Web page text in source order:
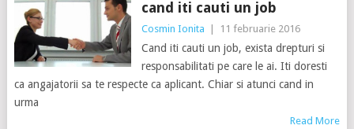
cand iti cauti un job
Cosmin Ionita 11 februarie 2016
Cand iti cauti un job, exista drepturi si
responsabilitati pe care le ai. Iti doresti
ca angajatorii sa te respecte ca aplicant. Chiar si atunci cand in
urma
Read More